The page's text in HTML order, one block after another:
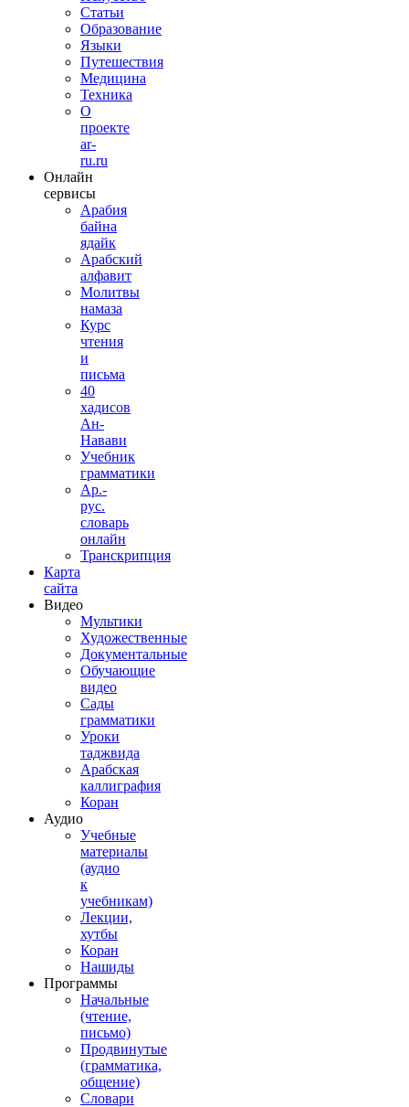
Статьи
Образование
Языки
Путешествия
Медицина
Техника
О
проекте
ar-
ru.ru
Онлайн
сервисы
Арабия
байна
ядайк
Арабский
алфавит
Молитвы
намаза
Курс
чтения
и
письма
40
хадисов
Ан-
Навави
Учебник
грамматики
Ар.-
рус.
словарь
онлайн
Транскрипция
Карта
сайта
Видео
Мультики
Художественные
Документальные
Обучающие
видео
Сады
грамматики
Уроки
таджвида
Арабская
каллиграфия
Коран
Аудио
Учебные
материалы
(аудио
к
учебникам)
Лекции,
хутбы
Коран
Нашиды
Программы
Начальные
(чтение,
письмо)
Продвинутые
(грамматика,
общение)
Словари